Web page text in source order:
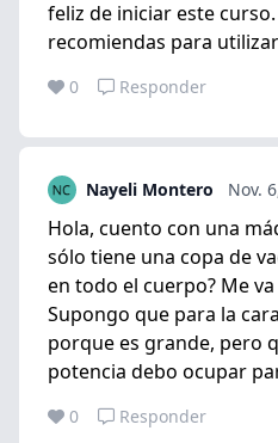
feliz de iniciar este
recomiendas para
0 Responder
Nayeli Montero Nov.
Hola, cuento con una
sólo tiene una copa de
en todo el cuerpo? Me
Supongo que para la
porque es grande, pero
potencia debo ocupar
0 Responder